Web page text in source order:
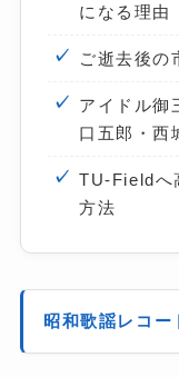
になる理由
ご逝去後の
アイドル御
口五郎・西
TU-Fieldへ
方法
昭和歌謡レコー